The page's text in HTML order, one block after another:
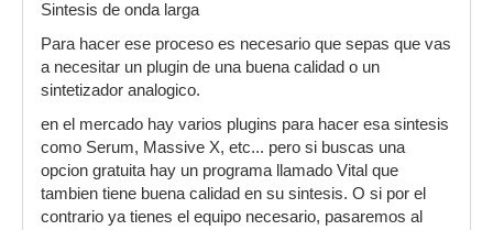
Sintesis de onda larga
Para hacer ese proceso es necesario que sepas que vas
a necesitar un plugin de una buena calidad o un
sintetizador analogico.
en el mercado hay varios plugins para hacer esa sintesis
como Serum, Massive X, etc... pero si buscas una
opcion gratuita hay un programa llamado Vital que
tambien tiene buena calidad en su sintesis. O si por el
contrario ya tienes el equipo necesario, pasaremos al